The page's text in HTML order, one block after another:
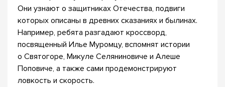
Они узнают о защитниках Отечества, подвиги
которых описаны в древних сказаниях и былинах.
Например, ребята разгадают кроссворд,
посвященный Илье Муромцу, вспомнят истории
о Святогоре, Микуле Селяниновиче и Алеше
Поповиче, а также сами продемонстрируют
ловкость и скорость.